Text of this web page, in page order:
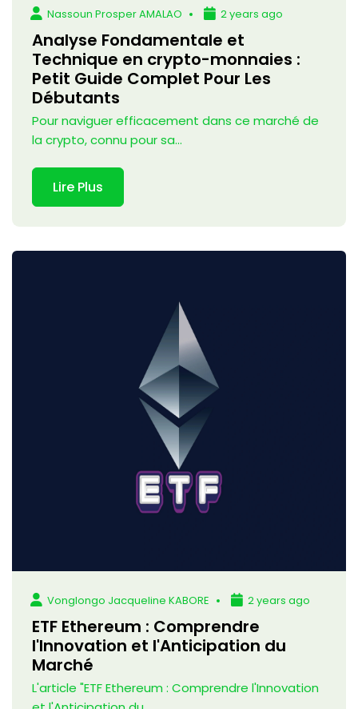
Nassoun Prosper AMALAO 2 years ago
Analyse Fondamentale et
Technique en crypto-monnaies :
Petit Guide Complet Pour Les
Débutants
Pour naviguer efficacement dans ce marché de
la crypto, connu pour sa...
Lire Plus
Vonglongo Jacqueline KABORE 2 years ago
ETF Ethereum : Comprendre
l'Innovation et l'Anticipation du
Marché
L'article "ETF Ethereum : Comprendre l'Innovation